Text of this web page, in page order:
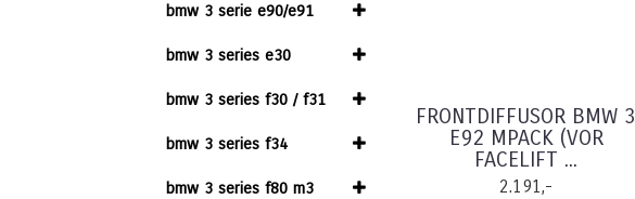
bmw 3 serie e90/e91
bmw 3 series e30
bmw 3 series f30 / f31
bmw 3 series f34
bmw 3 series f80 m3
FRONTDIFFUSOR BMW 3
E92 MPACK (VOR
FACELIFT ...
2.191,-